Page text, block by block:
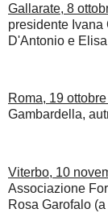
Gallarate, 8
presidente
D'Antonio e
Roma, 19
Gambardella,
Viterbo, 10
Associazione
Rosa Garofalo